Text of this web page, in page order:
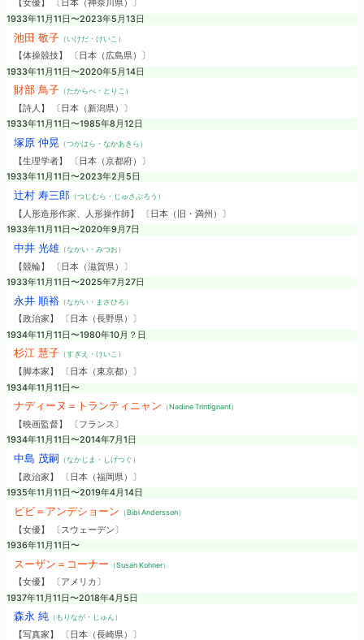
【女優】 〔日本（神奈川県）〕
1933年11月11日〜2023年5月13日
池田 敬子（いけだ・けいこ）
【体操競技】 〔日本（広島県）〕
1933年11月11日〜2020年5月14日
財部 鳥子（たからべ・とりこ）
【詩人】 〔日本（新潟県）〕
1933年11月11日〜1985年8月12日
塚原 仲晃 （つかはら・なかあきら）
【生理学者】 〔日本（京都府）〕
1933年11月11日〜2023年2月5日
辻村 寿三郎（つじむら・じゅさぶろう）
【人形造形作家、人形操作師】 〔日本（旧・満州）〕
1933年11月11日〜2020年9月7日
中井 光雄（なかい・みつお）
【競輪】 〔日本（滋賀県）〕
1933年11月11日〜2025年7月27日
永井 順裕（ながい・まさひろ）
【政治家】 〔日本（長野県）〕
1934年11月11日〜1980年10月？日
杉江 慧子（すぎえ・けいこ）
【脚本家】 〔日本（東京都）〕
1934年11月11日〜
ナディーヌ＝トランティニャン （Nadine Trintignant）
【映画監督】 〔フランス〕
1934年11月11日〜2014年7月1日
中島 茂嗣 （なかじま・しげつぐ）
【政治家】 〔日本（福岡県）〕
1935年11月11日〜2019年4月14日
ビビ＝アンデショーン （Bibi Andersson）
【女優】 〔スウェーデン〕
1936年11月11日〜
スーザン＝コーナー （Susan Kohner）
【女優】 〔アメリカ〕
1937年11月11日〜2018年4月5日
森永 純（もりなが・じゅん）
【写真家】 〔日本（長崎県）〕